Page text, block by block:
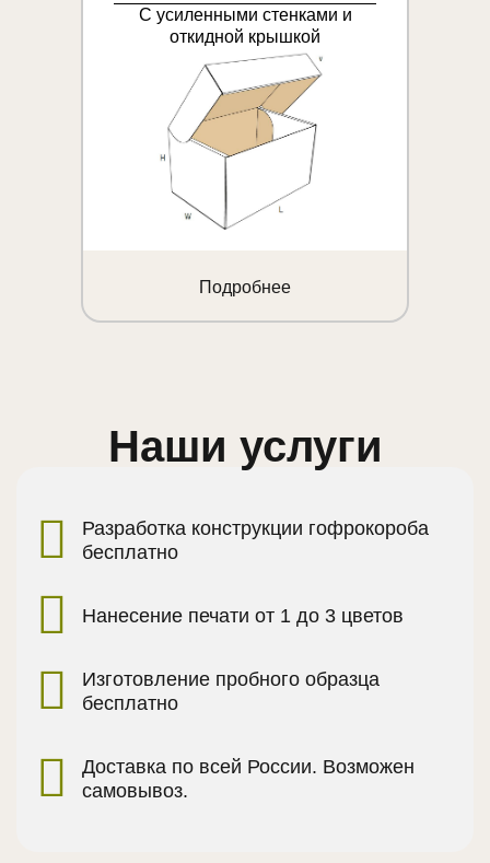
С усиленными стенками и
откидной крышкой
Подробнее
Наши услуги
Разработка конструкции гофрокороба
бесплатно
Нанесение печати от 1 до 3 цветов
Изготовление пробного образца
бесплатно
Доставка по всей России. Возможен
самовывоз.